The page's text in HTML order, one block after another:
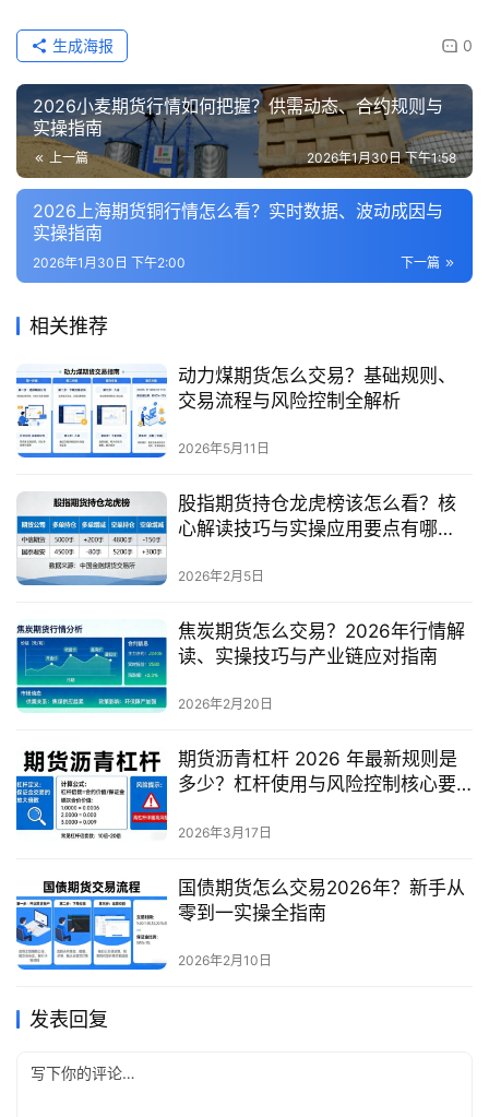
0
生成海报
2026小麦期货行情如何把握？供需动态、合约规则与
实操指南
上一篇 2026年1月30日 下午1:58
2026上海期货铜行情怎么看？实时数据、波动成因与
实操指南
下一篇
2026年1月30日 下午2:00
相关推荐
动力煤期货怎么交易？基础规则、
交易流程与风险控制全解析
2026年5月11日
股指期货持仓龙虎榜该怎么看？核
心解读技巧与实操应用要点有哪
2026年2月5日
焦炭期货怎么交易？2026年行情解
读、实操技巧与产业链应对指南
2026年2月20日
期货沥青杠杆 2026 年最新规则是
多少？杠杆使用与风险控制核心要
2026年3月17日
国债期货怎么交易2026年？新手从
零到一实操全指南
2026年2月10日
发表回复